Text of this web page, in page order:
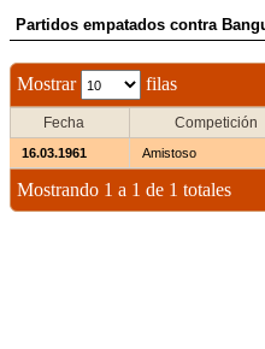
Partidos empatados contra
Mostrar filas
Fecha Competición
16.03.1961 Amistoso
Mostrando 1 a 1 de 1 totales